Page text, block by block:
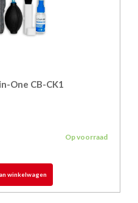
One CB-CK1
Op voorraad
winkelwagen